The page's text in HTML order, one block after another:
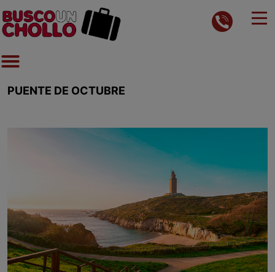
PUENTE DE OCTUBRE